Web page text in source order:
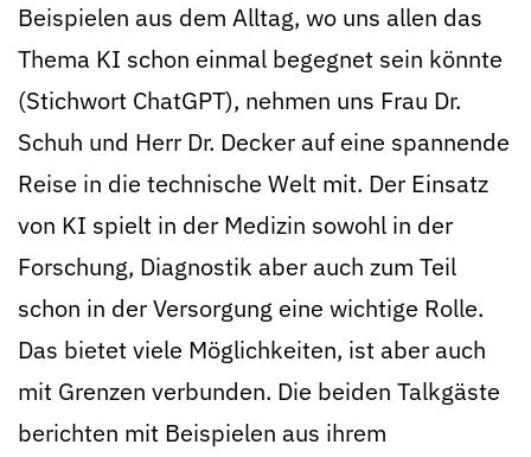
Beispielen aus dem Alltag, wo uns allen das
Thema KI schon einmal begegnet sein könnte
(Stichwort ChatGPT), nehmen uns Frau Dr.
Schuh und Herr Dr. Decker auf eine spannende
Reise in die technische Welt mit. Der Einsatz
von KI spielt in der Medizin sowohl in der
Forschung, Diagnostik aber auch zum Teil
schon in der Versorgung eine wichtige Rolle.
Das bietet viele Möglichkeiten, ist aber auch
mit Grenzen verbunden. Die beiden Talkgäste
berichten mit Beispielen aus ihrem